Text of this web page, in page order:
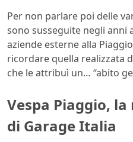
Per non parlare poi delle
sono susseguite negli anni
aziende esterne alla
ricordare quella realizzata
che le attribuì un… “abito
Vespa Piaggio,
di Garage Italia